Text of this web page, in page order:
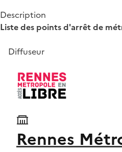
Description
Liste des points d'arrêt de
Diffuseur
Rennes